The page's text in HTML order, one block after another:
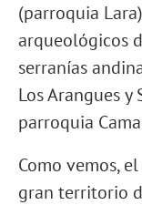
(parroquia
arqueológicos
serranías
Los Arangues
parroquia
Como vemos,
gran territorio